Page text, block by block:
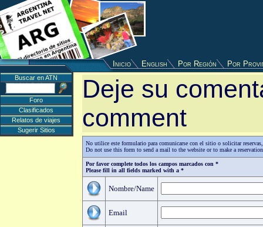
Inicio English Por Región Por
Deje su
comment
No utilice este formulario para comunicarse con el sitio o solicitar
Do not use this form to send a mail to the website or to make a
Por favor complete todos los campos marcados con *
Please fill in all fields marked with a *
Nombre/Name
Email
Buscar en ATN
Foro
Clasificados
Relatos de viajes
Sugerir Sitios